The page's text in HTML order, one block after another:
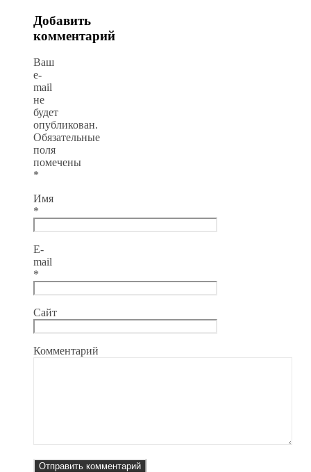
Добавить
комментарий
Ваш
e-
mail
не
будет
опубликован.
Обязательные
поля
помечены
*
Имя
*
E-
mail
*
Сайт
Комментарий